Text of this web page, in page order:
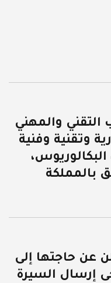
والمهني
وتقنية وفنية
بالمملكة
عن حاجتها إلى
إرسال السيرة